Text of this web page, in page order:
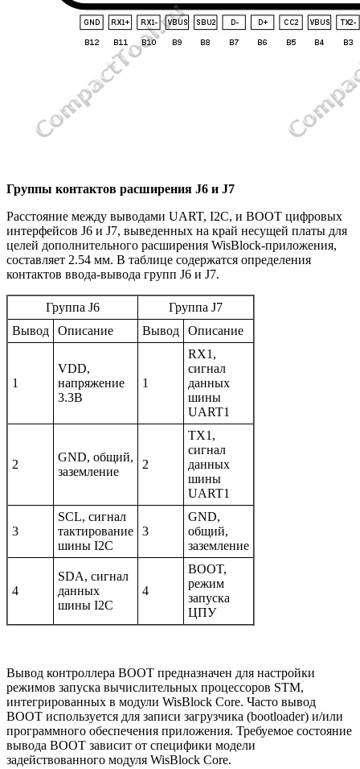
Группы контактов расширения J6 и J7
Расстояние между выводами UART, I2C, и BOOT цифровых
интерфейсов J6 и J7, выведенных на край несущей платы для
целей дополнительного расширения WisBlock-приложения,
составляет 2.54 мм. В таблице содержатся определения
контактов ввода-вывода групп J6 и J7.
Группа J6
Группа J7
Вывод
Описание Вывод Описание
1
VDD,
напряжение
3.3В
1
RX1,
сигнал
данных
шины
UART1
2
GND, общий,
заземление
2
TX1,
сигнал
данных
шины
UART1
3
SCL, сигнал
тактирование
шины I2C
3
GND,
общий,
заземление
4
SDA, сигнал
данных
шины I2C
4
BOOT,
режим
запуска
ЦПУ
Вывод контроллера BOOT предназначен для настройки
режимов запуска вычислительных процессоров STM,
интегрированных в модули WisBlock Core. Часто вывод
BOOT используется для записи загрузчика (bootloader) и/или
программного обеспечения приложения. Требуемое состояние
вывода BOOT зависит от специфики модели
задействованного модуля WisBlock Core.